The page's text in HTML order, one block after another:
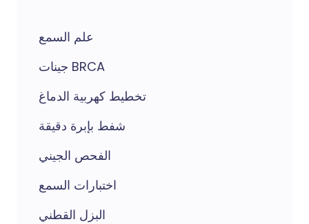
علم السمع
جينات BRCA
تخطيط كهربية الدماغ
شفط بإبرة دقيقة
الفحص الجيني
اختبارات السمع
البزل القطني